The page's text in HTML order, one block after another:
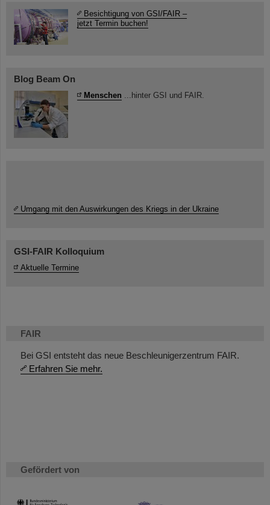
FAIR
Bei GSI entsteht das neue Beschleunigerzentrum FAIR.
Erfahren Sie mehr.
Gefördert von
HMWK
Besichtigung von GSI/FAIR –
jetzt Termin buchen!
Blog Beam On
Menschen ...hinter GSI und FAIR.
Umgang mit den Auswirkungen des Kriegs in der Ukraine
GSI-FAIR Kolloquium
Aktuelle Termine